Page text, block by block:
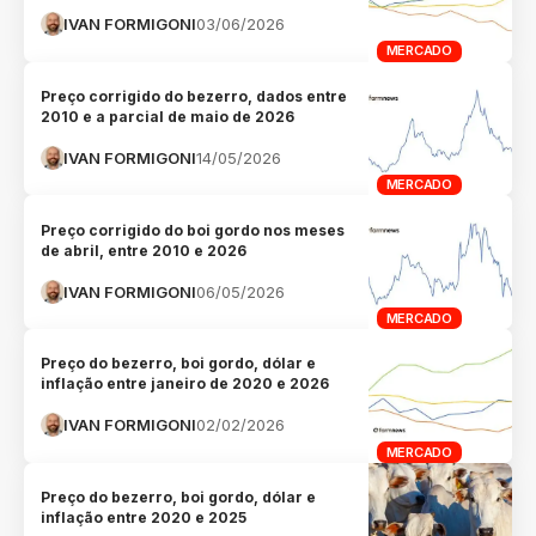
MERCADO
IVAN FORMIGONI03/06/2026
MERCADO
Preço corrigido do bezerro, dados entre
2010 e a parcial de maio de 2026
IVAN FORMIGONI14/05/2026
MERCADO
Preço corrigido do boi gordo nos meses
de abril, entre 2010 e 2026
IVAN FORMIGONI06/05/2026
MERCADO
Preço do bezerro, boi gordo, dólar e
inflação entre janeiro de 2020 e 2026
IVAN FORMIGONI02/02/2026
Preço do bezerro, boi gordo, dólar e
inflação entre 2020 e 2025